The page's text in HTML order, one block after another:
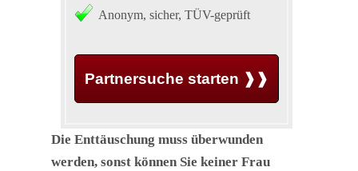
Anonym, sicher, TÜV-geprüft
Partnersuche starten ❱❱
Die Enttäuschung muss überwunden
werden, sonst können Sie keiner Frau